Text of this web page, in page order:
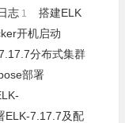
志 1
搭建ELK
开机启动
分布式集群
部署
ELK-7.17.7及配